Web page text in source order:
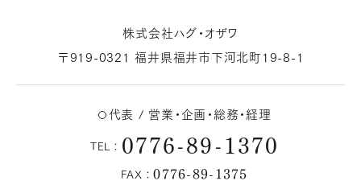
株式会社ハグ・オザワ
〒919-0321 福井県福井市下河北町19-8-1
代表 / 営業・企画・総務・経理
TEL： 0776-89-1370
FAX：0776-89-1375